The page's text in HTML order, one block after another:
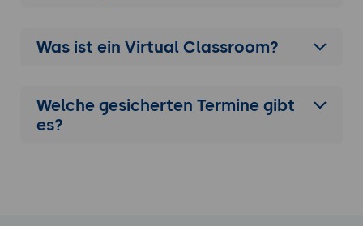
Was ist ein Virtual Classroom?
Welche gesicherten Termine gibt
es?